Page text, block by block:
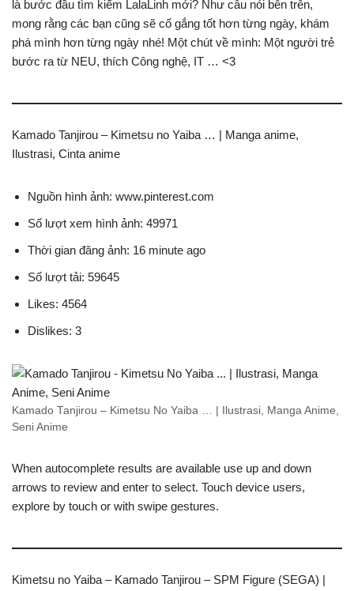
là bước đầu tìm kiếm LalaLinh mới? Như câu nói bên trên,
mong rằng các bạn cũng sẽ cố gắng tốt hơn từng ngày, khám
phá mình hơn từng ngày nhé! Một chút về mình: Một người trẻ
bước ra từ NEU, thích Công nghệ, IT … <3
Kamado Tanjirou – Kimetsu no Yaiba … | Manga anime,
Ilustrasi, Cinta anime
Nguồn hình ảnh: www.pinterest.com
Số lượt xem hình ảnh: 49971
Thời gian đăng ảnh: 16 minute ago
Số lượt tải: 59645
Likes: 4564
Dislikes: 3
Kamado Tanjirou – Kimetsu No Yaiba … | Ilustrasi, Manga Anime,
Seni Anime
When autocomplete results are available use up and down
arrows to review and enter to select. Touch device users,
explore by touch or with swipe gestures.
Kimetsu no Yaiba – Kamado Tanjirou – SPM Figure (SEGA) |